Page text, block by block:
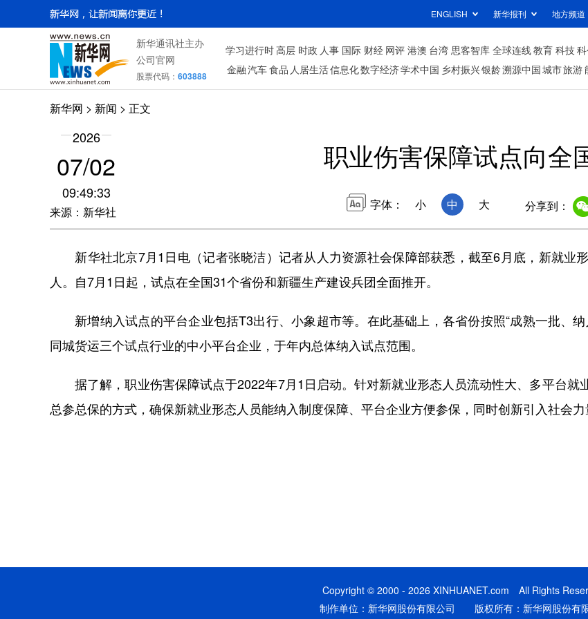
ENGLISH 新华报刊 地方频道
新华通讯社主办
公司官网
股票代码： 603888
学习进行时高层 时政 人事 国际 财经 网评 港澳 台湾 思客智库 全球连线教育 科技
金融汽车食品 人居生活信息化数字经济学术中国 乡村振兴银龄溯源中国城市旅游
新华网 > 新闻 > 正文
2026
07/02
09:49:33
来源：新华社
职业伤害保障试点向全
字体： 小 中 大 分享到：
新华社北京7月1日电（记者张晓洁）记者从人力资源社会保障部获悉，截至6月底，新就业
人。自7月1日起，试点在全国31个省份和新疆生产建设兵团全面推开。
新增纳入试点的平台企业包括T3出行、小象超市等。在此基础上，各省份按照“成熟一批、纳
同城货运三个试点行业的中小平台企业，于年内总体纳入试点范围。
据了解，职业伤害保障试点于2022年7月1日启动。针对新就业形态人员流动性大、多平台就
总参总保的方式，确保新就业形态人员能纳入制度保障、平台企业方便参保，同时创新引入社会
Copyright © 2000 - 2026 XINHUANET.com All Rights
制作单位：新华网股份有限公司 版权所有：新华网股份有